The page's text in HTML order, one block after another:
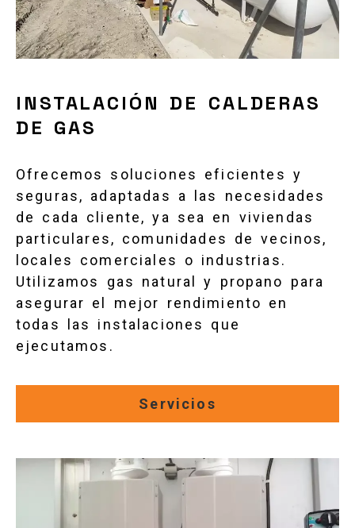
INSTALACIÓN DE CALDERAS
DE GAS
Ofrecemos soluciones eficientes y
seguras, adaptadas a las necesidades
de cada cliente, ya sea en viviendas
particulares, comunidades de vecinos,
locales comerciales o industrias.
Utilizamos gas natural y propano para
asegurar el mejor rendimiento en
todas las instalaciones que
ejecutamos.
Servicios